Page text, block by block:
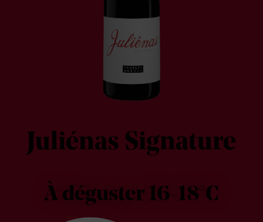
Juliénas Signature
À déguster 16-18°C